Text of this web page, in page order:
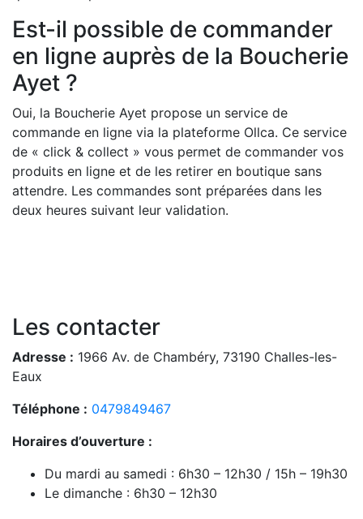
Est-il possible de commander
en ligne auprès de la Boucherie
Ayet ?
Oui, la Boucherie Ayet propose un service de
commande en ligne via la plateforme Ollca. Ce service
de « click & collect » vous permet de commander vos
produits en ligne et de les retirer en boutique sans
attendre. Les commandes sont préparées dans les
deux heures suivant leur validation.
Les contacter
Adresse : 1966 Av. de Chambéry, 73190 Challes-les-
Eaux
Téléphone : 0479849467
Horaires d’ouverture :
Du mardi au samedi : 6h30 – 12h30 / 15h – 19h30
Le dimanche : 6h30 – 12h30